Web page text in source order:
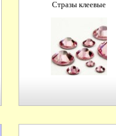
Стразы клеевые